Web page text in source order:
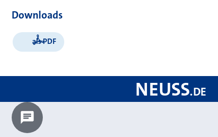
Downloads
als PDF
NEUSS.DE
Chatbot laden?